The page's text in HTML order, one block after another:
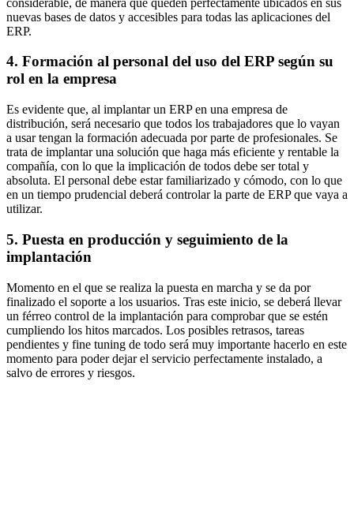
nuevas bases de datos y accesibles para todas las aplicaciones del
ERP.
4. Formación al personal del uso del ERP según su
rol en la empresa
Es evidente que, al implantar un ERP en una empresa de
distribución, será necesario que todos los trabajadores que lo vayan
a usar tengan la formación adecuada por parte de profesionales. Se
trata de implantar una solución que haga más eficiente y rentable la
compañía, con lo que la implicación de todos debe ser total y
absoluta. El personal debe estar familiarizado y cómodo, con lo que
en un tiempo prudencial deberá controlar la parte de ERP que vaya a
utilizar.
5. Puesta en producción y seguimiento de la
implantación
Momento en el que se realiza la puesta en marcha y se da por
finalizado el soporte a los usuarios. Tras este inicio, se deberá llevar
un férreo control de la implantación para comprobar que se estén
cumpliendo los hitos marcados. Los posibles retrasos, tareas
pendientes y fine tuning de todo será muy importante hacerlo en este
momento para poder dejar el servicio perfectamente instalado, a
salvo de errores y riesgos.